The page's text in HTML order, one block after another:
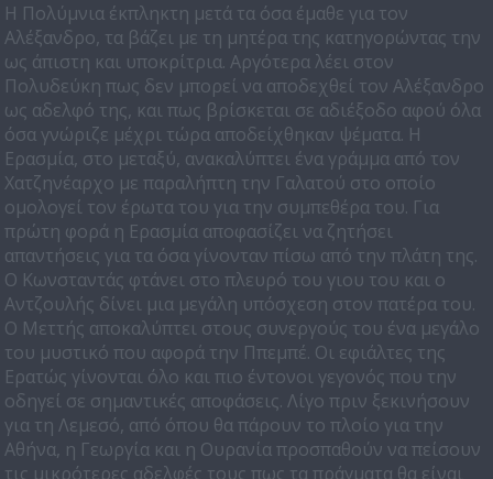
Η Πολύμνια έκπληκτη μετά τα όσα έμαθε για τον
Αλέξανδρο, τα βάζει με τη μητέρα της κατηγορώντας την
ως άπιστη και υποκρίτρια. Αργότερα λέει στον
Πολυδεύκη πως δεν μπορεί να αποδεχθεί τον Αλέξανδρο
ως αδελφό της, και πως βρίσκεται σε αδιέξοδο αφού όλα
όσα γνώριζε μέχρι τώρα αποδείχθηκαν ψέματα. Η
Ερασμία, στο μεταξύ, ανακαλύπτει ένα γράμμα από τον
Χατζηνέαρχο με παραλήπτη την Γαλατού στο οποίο
ομολογεί τον έρωτα του για την συμπεθέρα του. Για
πρώτη φορά η Ερασμία αποφασίζει να ζητήσει
απαντήσεις για τα όσα γίνονταν πίσω από την πλάτη της.
Ο Κωνσταντάς φτάνει στο πλευρό του γιου του και ο
Αντζουλής δίνει μια μεγάλη υπόσχεση στον πατέρα του.
Ο Μεττής αποκαλύπτει στους συνεργούς του ένα μεγάλο
του μυστικό που αφορά την Ππεμπέ. Οι εφιάλτες της
Ερατώς γίνονται όλο και πιο έντονοι γεγονός που την
οδηγεί σε σημαντικές αποφάσεις. Λίγο πριν ξεκινήσουν
για τη Λεμεσό, από όπου θα πάρουν το πλοίο για την
Αθήνα, η Γεωργία και η Ουρανία προσπαθούν να πείσουν
τις μικρότερες αδελφές τους πως τα πράγματα θα είναι